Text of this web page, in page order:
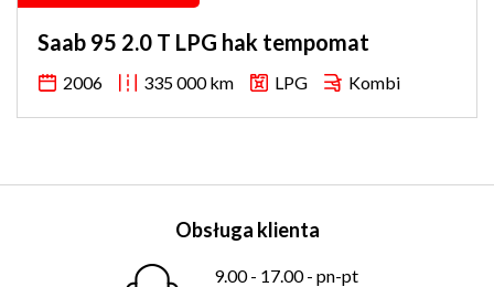
Saab 95 2.0 T LPG hak tempomat
2006 335 000 km LPG Kombi
Obsługa klienta
9.00 - 17.00 - pn-pt